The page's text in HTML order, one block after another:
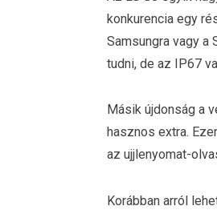
konkurencia egy
Samsungra vagy a
tudni, de az IP67
Másik újdonság a
hasznos extra.
az ujjlenyomat-
Korábban arról